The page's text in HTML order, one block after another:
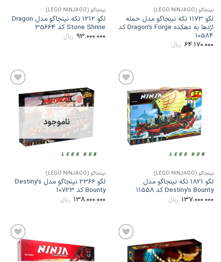
نینجاگو (LEGO NINJAGO)
لگو 1173 تکه نینجاگو مدل حمله
اژدها به دهکده Dragon’s Forge کد
10584
64.170.000 ریال
نینجاگو (LEGO NINJAGO)
لگو 1212 تکه نینجاگو مدل Dragon
Stone Shrine کد 35664
93.000.000 ریال
افزودن
به
علاقه
مندی
نینجاگو (LEGO NINJAGO)
لگو 1821 تکه نینجاگو مدل
Destiny’s Bounty کد 11558
137.000.000 ریال
افزودن
به
علاقه
مندی
ناموجود
نینجاگو (LEGO NINJAGO)
لگو 2366 نینجاگو مدل Destiny’s
Bounty کد 10723
138.000.000 ریال
افزودن
به
علاقه
افزودن
علاقه